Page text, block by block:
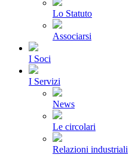
Lo Statuto
Associarsi
I Soci
I Servizi
News
Le circolari
Relazioni industriali